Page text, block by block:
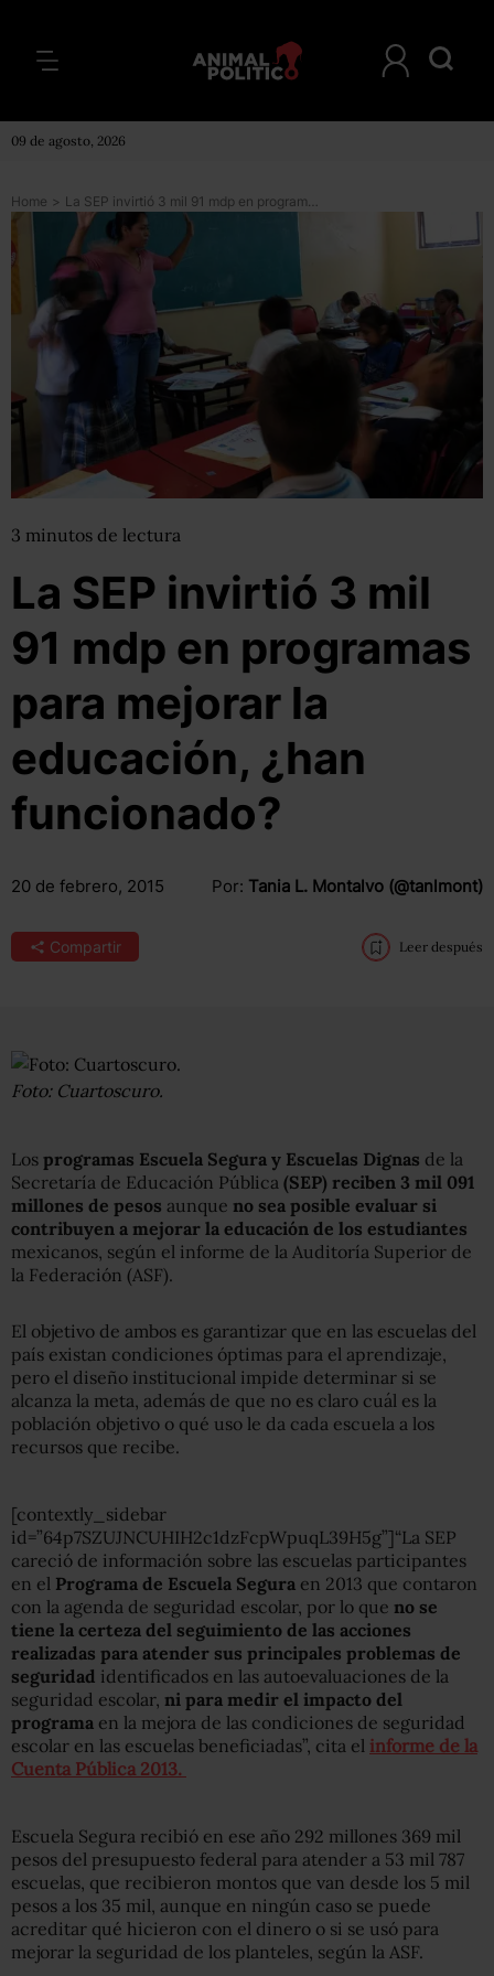
09 de agosto, 2026
Home > La SEP invirtió 3 mil 91 mdp en programas para mejorar la educación, ¿han funcionado?
3 minutos de lectura
La SEP invirtió 3 mil
91 mdp en programas
para mejorar la
educación, ¿han
funcionado?
20 de febrero, 2015 Por: Tania L. Montalvo (@tanlmont)
Compartir Leer después
Foto: Cuartoscuro.
Los programas Escuela Segura y Escuelas Dignas de la
Secretaría de Educación Pública (SEP) reciben 3 mil 091
millones de pesos aunque no sea posible evaluar si
contribuyen a mejorar la educación de los estudiantes
mexicanos, según el informe de la Auditoría Superior de
la Federación (ASF).
El objetivo de ambos es garantizar que en las escuelas del
país existan condiciones óptimas para el aprendizaje,
pero el diseño institucional impide determinar si se
alcanza la meta, además de que no es claro cuál es la
población objetivo o qué uso le da cada escuela a los
recursos que recibe.
[contextly_sidebar
id=”64p7SZUJNCUHIH2c1dzFcpWpuqL39H5g”]“La SEP
careció de información sobre las escuelas participantes
en el Programa de Escuela Segura en 2013 que contaron
con la agenda de seguridad escolar, por lo que no se
tiene la certeza del seguimiento de las acciones
realizadas para atender sus principales problemas de
seguridad identificados en las autoevaluaciones de la
seguridad escolar, ni para medir el impacto del
programa en la mejora de las condiciones de seguridad
escolar en las escuelas beneficiadas”, cita el informe de la
Cuenta Pública 2013.
Escuela Segura recibió en ese año 292 millones 369 mil
pesos del presupuesto federal para atender a 53 mil 787
escuelas, que recibieron montos que van desde los 5 mil
pesos a los 35 mil, aunque en ningún caso se puede
acreditar qué hicieron con el dinero o si se usó para
mejorar la seguridad de los planteles, según la ASF.